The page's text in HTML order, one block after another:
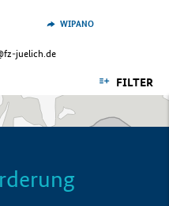
juelich.de
WIPANO
FILTER